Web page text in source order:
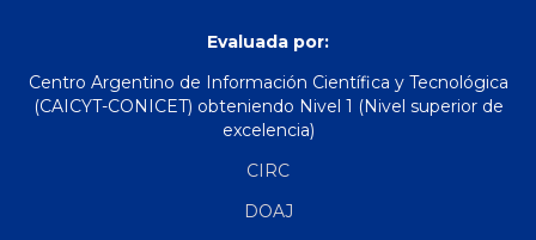
Evaluada por:
Centro Argentino de Información Científica y Tecnológica
(CAICYT-CONICET) obteniendo Nivel 1 (Nivel superior de
excelencia)
CIRC
DOAJ